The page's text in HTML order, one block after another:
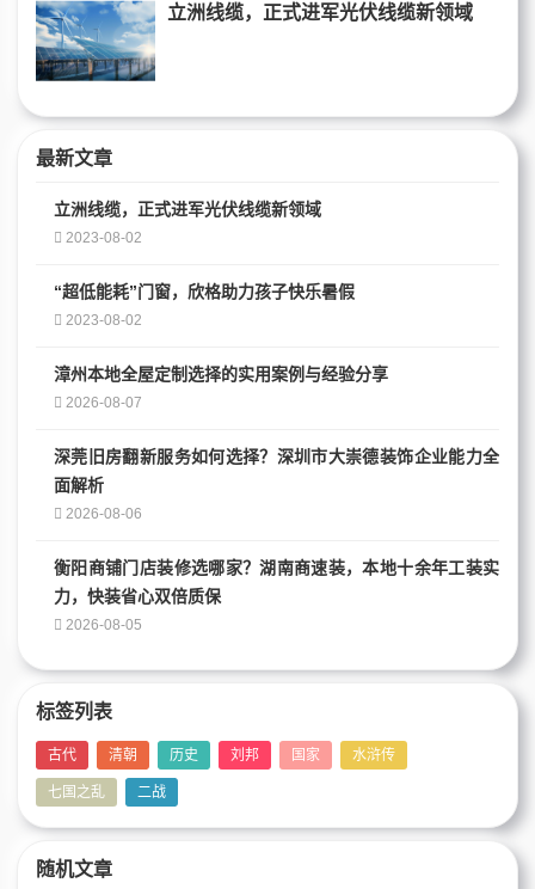
立洲线缆，正式进军光伏线缆新领域
最新文章
立洲线缆，正式进军光伏线缆新领域
2023-08-02
“超低能耗”门窗，欣格助力孩子快乐暑假
2023-08-02
漳州本地全屋定制选择的实用案例与经验分享
2026-08-07
深莞旧房翻新服务如何选择？深圳市大崇德装饰企业能力全
面解析
2026-08-06
衡阳商铺门店装修选哪家？湖南商速装，本地十余年工装实
力，快装省心双倍质保
2026-08-05
标签列表
古代 清朝 历史 刘邦 国家 水浒传
七国之乱 二战
随机文章